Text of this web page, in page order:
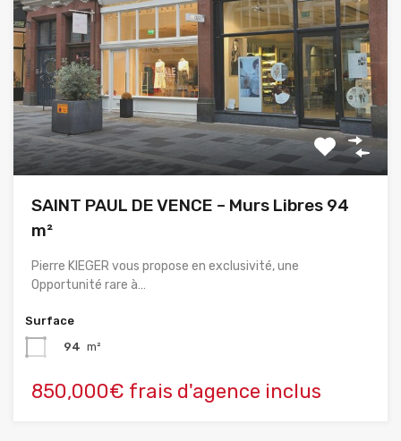
SAINT PAUL DE VENCE – Murs Libres 94
m²
Pierre KIEGER vous propose en exclusivité, une
Opportunité rare à…
Surface
94 m²
850,000€ frais d'agence inclus